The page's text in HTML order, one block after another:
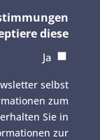
diese.*
Ja
selbst
zum
Sie in
zur